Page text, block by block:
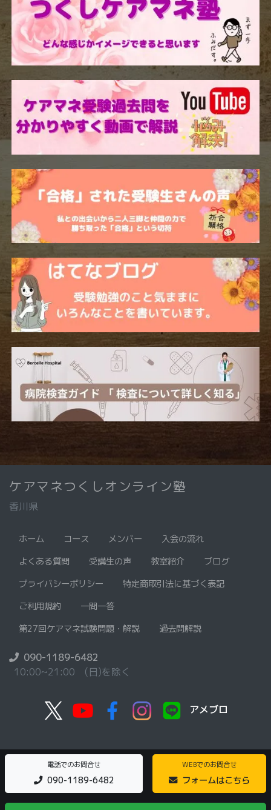
電話でのお問合せ
090-1189-6482
WEBでのお問合せ
フォームはこちら
ケアマネつくしオンライン塾
香川県
ホーム コース メンバー
入会の流れ
よくある質問
受講生の声 教室紹介
ブログ
プライバシーポリシー
特定商取引法に基づく表記
ご利用規約
一問一答
第27回ケアマネ試験問題・解説
過去問解説
090-1189-6482
10:00~21:00 (日)を除く
アメブロ